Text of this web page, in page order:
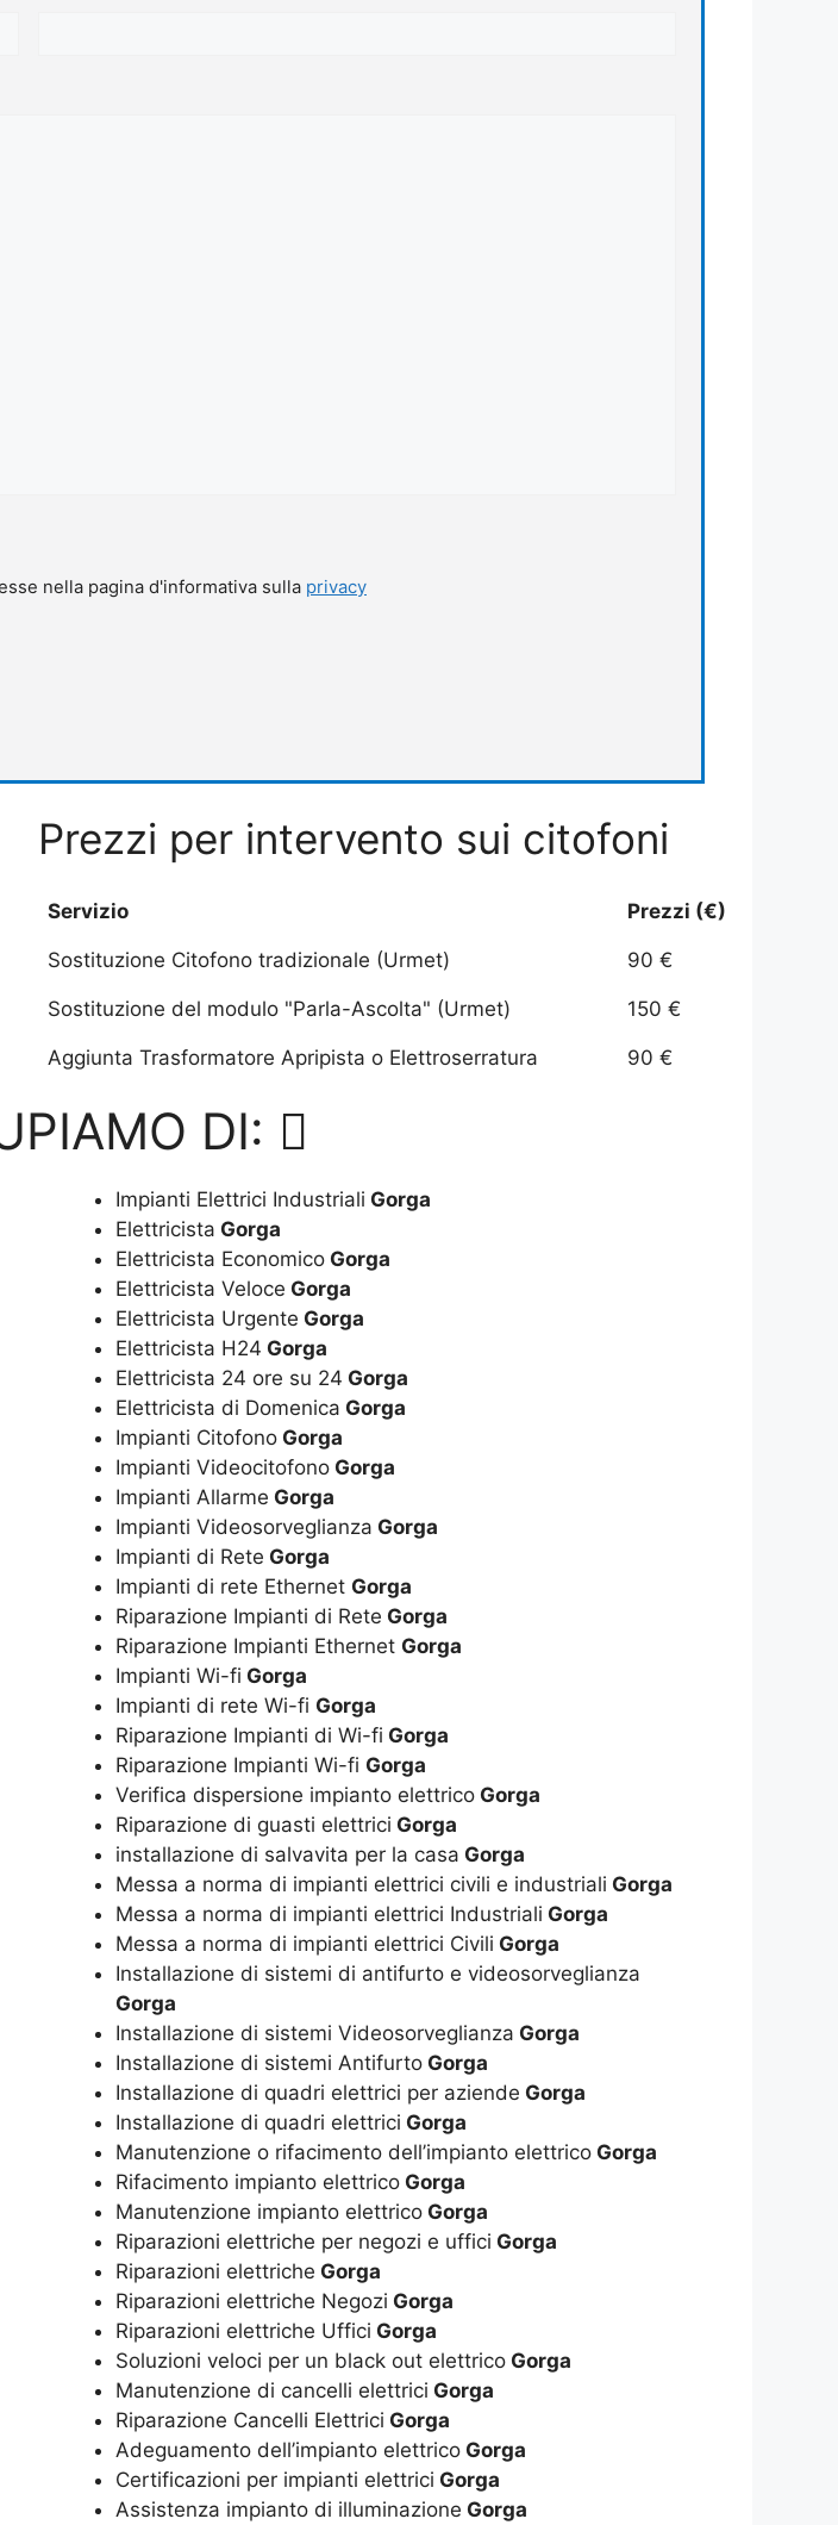
nella pagina d'informativa sulla privacy
Prezzi per intervento sui citofoni
Servizio Prezzi (€)
Sostituzione Citofono tradizionale (Urmet) 90 €
Sostituzione del modulo "Parla-Ascolta" (Urmet) 150 €
Aggiunta Trasformatore Apripista o Elettroserratura 90 €
DI:
Impianti Elettrici Industriali Gorga
Elettricista Gorga
Elettricista Economico Gorga
Elettricista Veloce Gorga
Elettricista Urgente Gorga
Elettricista H24 Gorga
Elettricista 24 ore su 24 Gorga
Elettricista di Domenica Gorga
Impianti Citofono Gorga
Impianti Videocitofono Gorga
Impianti Allarme Gorga
Impianti Videosorveglianza Gorga
Impianti di Rete Gorga
Impianti di rete Ethernet Gorga
Riparazione Impianti di Rete Gorga
Riparazione Impianti Ethernet Gorga
Impianti Wi-fi Gorga
Impianti di rete Wi-fi Gorga
Riparazione Impianti di Wi-fi Gorga
Riparazione Impianti Wi-fi Gorga
Verifica dispersione impianto elettrico Gorga
Riparazione di guasti elettrici Gorga
installazione di salvavita per la casa Gorga
Messa a norma di impianti elettrici civili e industriali Gorga
Messa a norma di impianti elettrici Industriali Gorga
Messa a norma di impianti elettrici Civili Gorga
Installazione di sistemi di antifurto e videosorveglianza
Gorga
Installazione di sistemi Videosorveglianza Gorga
Installazione di sistemi Antifurto Gorga
Installazione di quadri elettrici per aziende Gorga
Installazione di quadri elettrici Gorga
Manutenzione o rifacimento dell’impianto elettrico Gorga
Rifacimento impianto elettrico Gorga
Manutenzione impianto elettrico Gorga
Riparazioni elettriche per negozi e uffici Gorga
Riparazioni elettriche Gorga
Riparazioni elettriche Negozi Gorga
Riparazioni elettriche Uffici Gorga
Soluzioni veloci per un black out elettrico Gorga
Manutenzione di cancelli elettrici Gorga
Riparazione Cancelli Elettrici Gorga
Adeguamento dell’impianto elettrico Gorga
Certificazioni per impianti elettrici Gorga
Assistenza impianto di illuminazione Gorga